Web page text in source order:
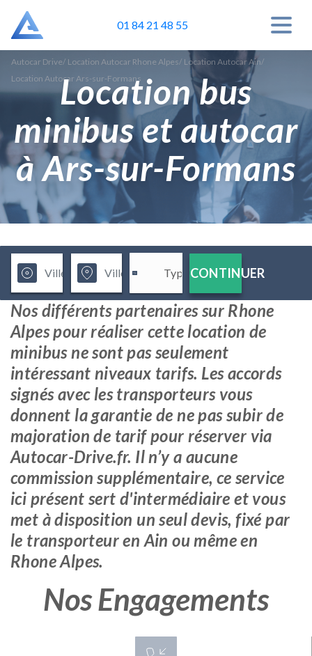
01 84 21 48 55
Autocar Drive/ Location Autocar Rhone Alpes/ Location Autocar Ain/
Location Autocar Ars-sur-Formans
Location bus
minibus et autocar
à Ars-sur-Formans
CONTINUER
Nos différents partenaires sur Rhone
Alpes pour réaliser cette location de
minibus ne sont pas seulement
intéressant niveaux tarifs. Les accords
signés avec les transporteurs vous
donnent la garantie de ne pas subir de
majoration de tarif pour réserver via
Autocar-Drive.fr. Il n’y a aucune
commission supplémentaire, ce service
ici présent sert d'intermédiaire et vous
met à disposition un seul devis, fixé par
le transporteur en Ain ou même en
Rhone Alpes.
Nos Engagements